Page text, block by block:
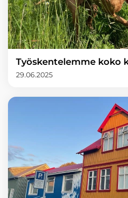
Työskentelemme koko
29.06.2025